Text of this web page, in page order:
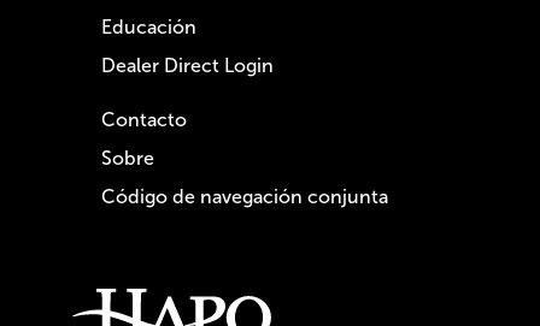
Educación
Dealer Direct Login
Contacto
Sobre
Código de navegación conjunta